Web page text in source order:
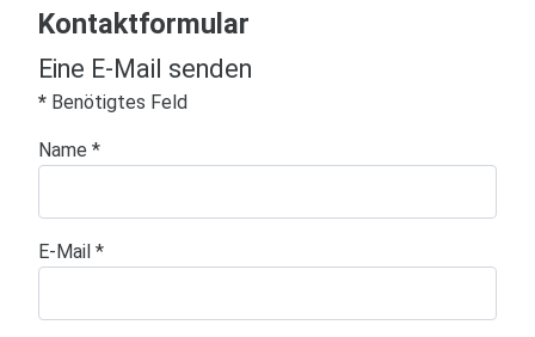
Kontaktformular
Eine E-Mail senden
* Benötigtes Feld
Name *
E-Mail *